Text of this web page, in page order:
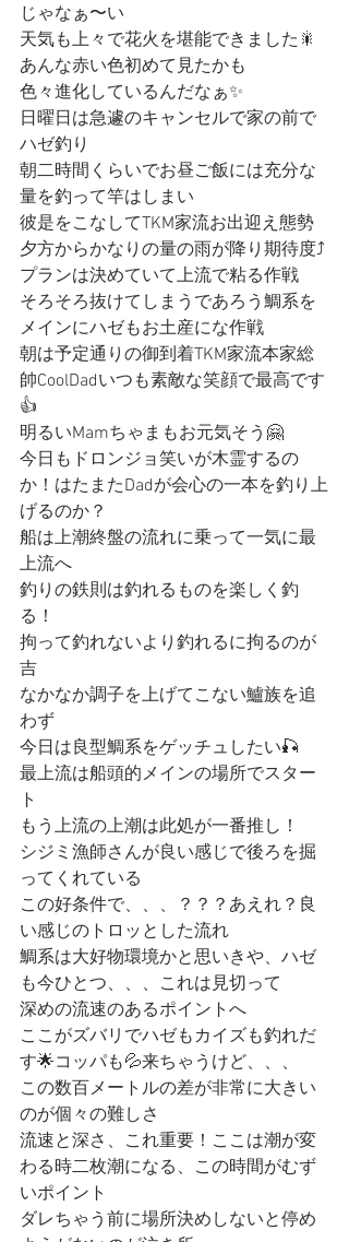
じゃなぁ〜い
天気も上々で花火を堪能できました🎇
あんな赤い色初めて見たかも
色々進化しているんだなぁ✨
日曜日は急遽のキャンセルで家の前で
ハゼ釣り
朝二時間くらいでお昼ご飯には充分な
量を釣って竿はしまい
彼是をこなしてTKM家流お出迎え態勢
夕方からかなりの量の雨が降り期待度⤴️
プランは決めていて上流で粘る作戦
そろそろ抜けてしまうであろう鯛系を
メインにハゼもお土産にな作戦
朝は予定通りの御到着TKM家流本家総
帥CoolDadいつも素敵な笑顔で最高です
👍
明るいMamちゃまもお元気そう🤗
今日もドロンジョ笑いが木霊するの
か！はたまたDadが会心の一本を釣り上
げるのか？
船は上潮終盤の流れに乗って一気に最
上流へ
釣りの鉄則は釣れるものを楽しく釣
る！
拘って釣れないより釣れるに拘るのが
吉
なかなか調子を上げてこない鱸族を追
わず
今日は良型鯛系をゲッチュしたい🎣
最上流は船頭的メインの場所でスター
ト
もう上流の上潮は此処が一番推し！
シジミ漁師さんが良い感じで後ろを掘
ってくれている
この好条件で、、、？？？あえれ？良
い感じのトロッとした流れ
鯛系は大好物環境かと思いきや、ハゼ
も今ひとつ、、、これは見切って
深めの流速のあるポイントへ
ここがズバリでハゼもカイズも釣れだ
す🌟コッパも💦来ちゃうけど、、、
この数百メートルの差が非常に大きい
のが個々の難しさ
流速と深さ、これ重要！ここは潮が変
わる時二枚潮になる、この時間がむず
いポイント
ダレちゃう前に場所決めしないと停め